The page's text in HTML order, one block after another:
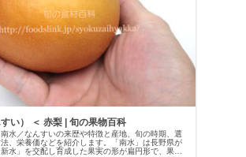
い） ＜ 赤梨 | 旬の果物百科
水／なんすいの来歴や特徴と産地、旬の時期、選
、栄養価などを紹介します。「南水」は長野県が
新水」を交配し育成した果実の形が扁円形で、果重